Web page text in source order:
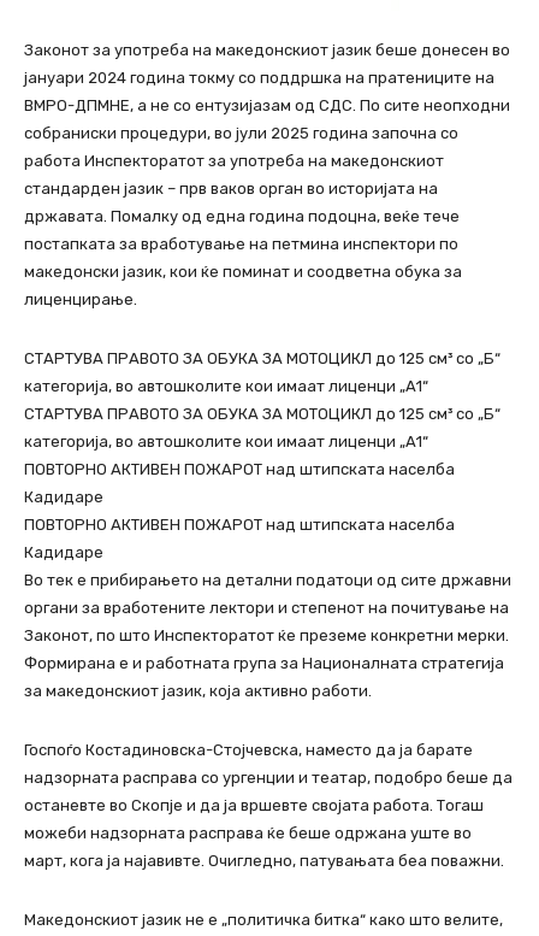
Законот за употреба на македонскиот јазик беше донесен во
јануари 2024 година токму со поддршка на пратениците на
ВМРО-ДПМНЕ, а не со ентузијазам од СДС. По сите неопходни
собраниски процедури, во јули 2025 година започна со
работа Инспекторатот за употреба на македонскиот
стандарден јазик – прв ваков орган во историјата на
државата. Помалку од една година подоцна, веќе тече
постапката за вработување на петмина инспектори по
македонски јазик, кои ќе поминат и соодветна обука за
лиценцирање.
СТАРТУВА ПРАВОТО ЗА ОБУКА ЗА МОТОЦИКЛ до 125 см³ со „Б“
категорија, во автошколите кои имаат лиценци „А1“
СТАРТУВА ПРАВОТО ЗА ОБУКА ЗА МОТОЦИКЛ до 125 см³ со „Б“
категорија, во автошколите кои имаат лиценци „А1“
ПОВТОРНО АКТИВЕН ПОЖАРОТ над штипската населба
Кадидаре
ПОВТОРНО АКТИВЕН ПОЖАРОТ над штипската населба
Кадидаре
Во тек е прибирањето на детални податоци од сите државни
органи за вработените лектори и степенот на почитување на
Законот, по што Инспекторатот ќе преземе конкретни мерки.
Формирана е и работната група за Националната стратегија
за македонскиот јазик, која активно работи.
Госпоѓо Костадиновска-Стојчевска, наместо да ја барате
надзорната расправа со ургенции и театар, подобро беше да
останевте во Скопје и да ја вршевте својата работа. Тогаш
можеби надзорната расправа ќе беше одржана уште во
март, кога ја најавивте. Очигледно, патувањата беа поважни.
Македонскиот јазик не е „политичка битка“ како што велите,